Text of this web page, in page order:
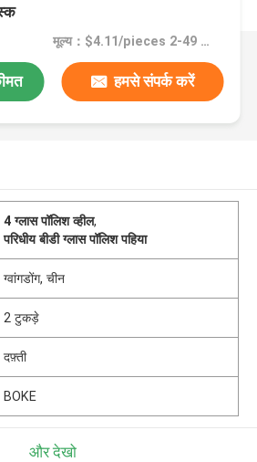
मूल्य：$4.11/pieces 2-49 pieces
हमसे संपर्क करें
4 ग्लास पॉलिश व्हील,
परिधीय बीडी ग्लास पॉलिश पहिया
ग्वांगडोंग, चीन
2 टुकड़े
दफ़्ती
BOKE
और देखो